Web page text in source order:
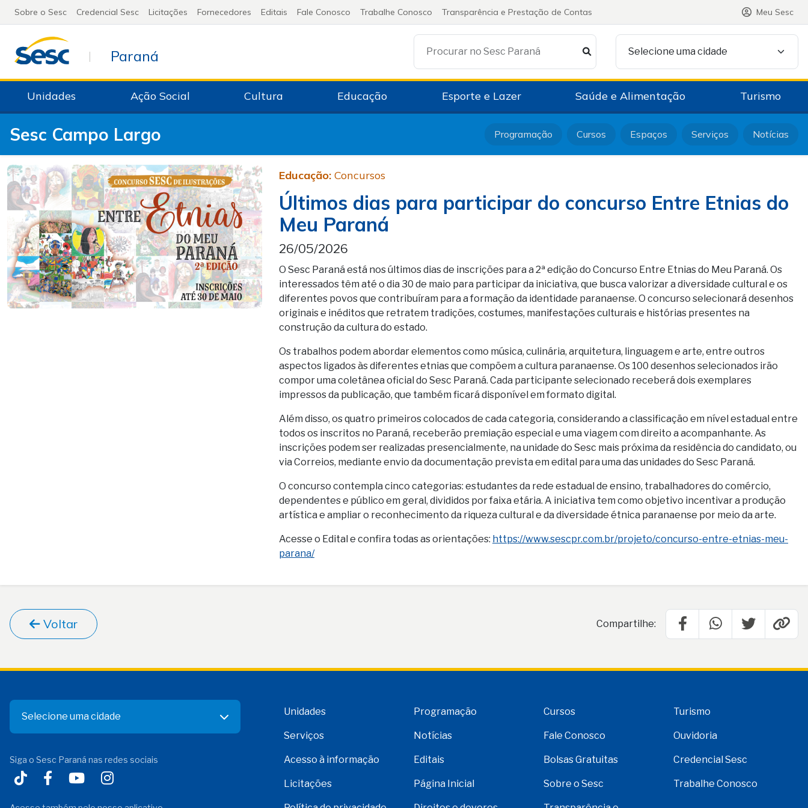
Sobre o Sesc Credencial Sesc Licitações Fornecedores Editais Fale Conosco Trabalhe Conosco Transparência e Prestação de Contas Meu Sesc
Paraná Procurar no Sesc Paraná Selecione uma cidade
Unidades Ação Social Cultura Educação Esporte e Lazer Saúde e Alimentação Turismo
Sesc Campo Largo Programação Cursos Espaços Serviços Notícias
Educação: Concursos
Últimos dias para participar do concurso Entre Etnias do
Meu Paraná
26/05/2026
O Sesc Paraná está nos últimos dias de inscrições para a 2ª edição do Concurso Entre Etnias do Meu Paraná. Os
interessados têm até o dia 30 de maio para participar da iniciativa, que busca valorizar a diversidade cultural e os
diferentes povos que contribuíram para a formação da identidade paranaense. O concurso selecionará desenhos
originais e inéditos que retratem tradições, costumes, manifestações culturais e histórias presentes na
construção da cultura do estado.
Os trabalhos podem abordar elementos como música, culinária, arquitetura, linguagem e arte, entre outros
aspectos ligados às diferentes etnias que compõem a cultura paranaense. Os 100 desenhos selecionados irão
compor uma coletânea oficial do Sesc Paraná. Cada participante selecionado receberá dois exemplares
impressos da publicação, que também ficará disponível em formato digital.
Além disso, os quatro primeiros colocados de cada categoria, considerando a classificação em nível estadual entre
todos os inscritos no Paraná, receberão premiação especial e uma viagem com direito a acompanhante. As
inscrições podem ser realizadas presencialmente, na unidade do Sesc mais próxima da residência do candidato, ou
via Correios, mediante envio da documentação prevista em edital para uma das unidades do Sesc Paraná.
O concurso contempla cinco categorias: estudantes da rede estadual de ensino, trabalhadores do comércio,
dependentes e público em geral, divididos por faixa etária. A iniciativa tem como objetivo incentivar a produção
artística e ampliar o reconhecimento da riqueza cultural e da diversidade étnica paranaense por meio da arte.
Acesse o Edital e confira todas as orientações: https://www.sescpr.com.br/projeto/concurso-entre-etnias-meu-
parana/
Voltar Compartilhe:
Selecione uma cidade
Siga o Sesc Paraná nas redes sociais
Unidades Programação Cursos Turismo
Serviços Notícias Fale Conosco Ouvidoria
Acesso à informação Editais Bolsas Gratuitas Credencial Sesc
Licitações Página Inicial Sobre o Sesc Trabalhe Conosco